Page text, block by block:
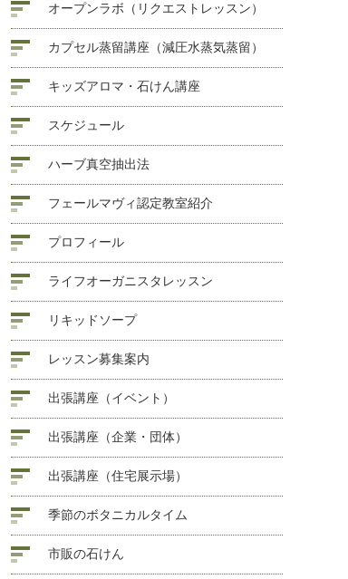
オープンラボ（リクエストレッスン）
カプセル蒸留講座（減圧水蒸気蒸留）
キッズアロマ・石けん講座
スケジュール
ハーブ真空抽出法
フェールマヴィ認定教室紹介
プロフィール
ライフオーガニスタレッスン
リキッドソープ
レッスン募集案内
出張講座（イベント）
出張講座（企業・団体）
出張講座（住宅展示場）
季節のボタニカルタイム
市販の石けん